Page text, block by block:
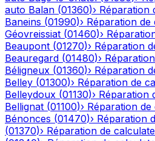
auto Balan (01360)› Réparation
Baneins (01990)› Réparation
Géovreissiat (01460)›
Beaupont (01270)› Réparation
Beauregard (01480)›
Béligneux (01360)› Réparation
Belley (01300)› Réparation de
Belleydoux (01130)› Réparation
Bellignat (01100)› Réparation
Bénonces (01470)› Réparation
(01370)› Réparation de